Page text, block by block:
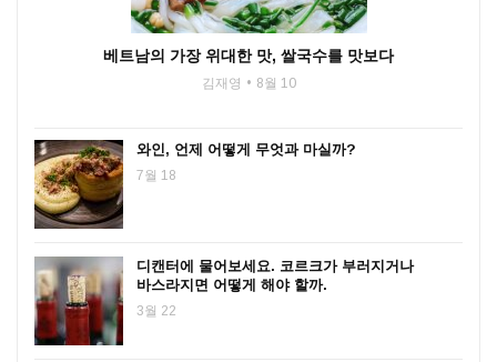
베트남의 가장 위대한 맛, 쌀국수를 맛보다
김재영 8월 10
와인, 언제 어떻게 무엇과 마실까?
7월 18
디캔터에 물어보세요. 코르크가 부러지거나
바스라지면 어떻게 해야 할까.
3월 22